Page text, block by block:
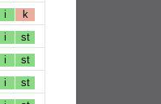
i k
i st
i st
i st